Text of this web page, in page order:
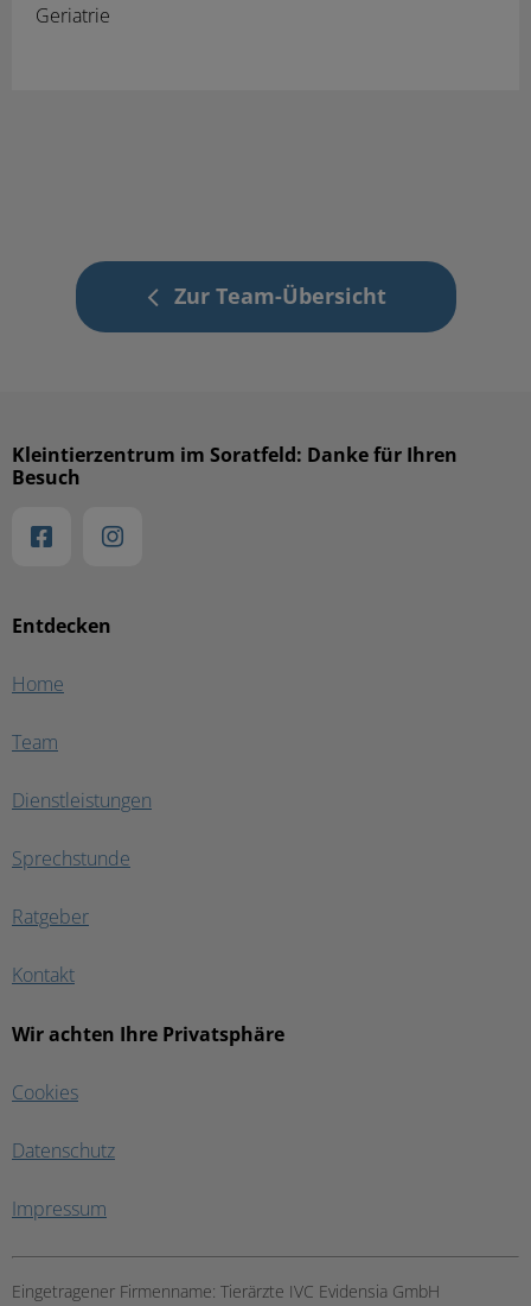
Geriatrie
Zur Team-Übersicht
Entdecken
Home
Team
Dienstleistungen
Sprechstunde
Ratgeber
Kontakt
Wir achten Ihre Privatsphäre
Cookies
Datenschutz
Impressum
Kleintierzentrum im Soratfeld: Danke für Ihren
Besuch
Eingetragener Firmenname: Tierärzte IVC Evidensia GmbH